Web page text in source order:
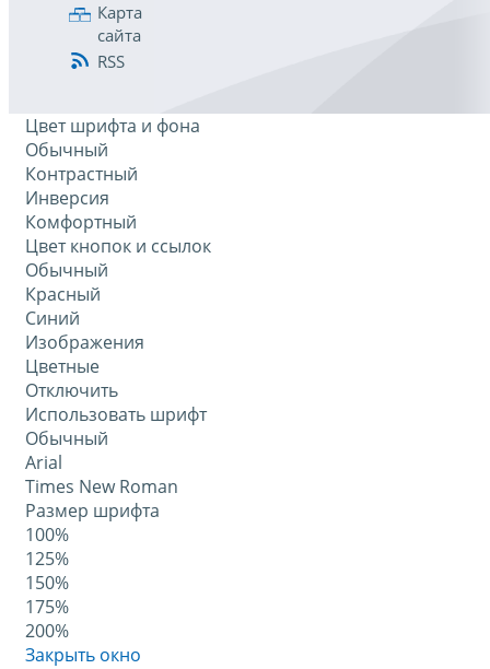
Карта
сайта
RSS
Цвет шрифта и фона
Обычный
Контрастный
Инверсия
Комфортный
Цвет кнопок и ссылок
Обычный
Красный
Синий
Изображения
Цветные
Отключить
Использовать шрифт
Обычный
Arial
Times New Roman
Размер шрифта
100%
125%
150%
175%
200%
Закрыть окно